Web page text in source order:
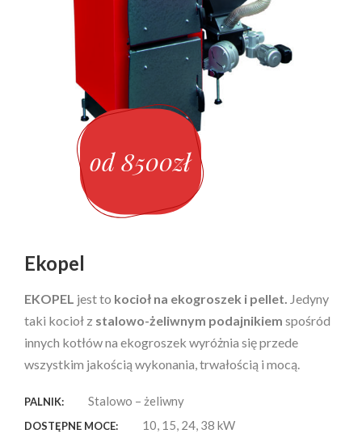
od 8500zł
Ekopel
EKOPEL jest to kocioł na ekogroszek i pellet. Jedyny
taki kocioł z stalowo-żeliwnym podajnikiem spośród
innych kotłów na ekogroszek wyróżnia się przede
wszystkim jakością wykonania, trwałością i mocą.
PALNIK: Stalowo – żeliwny
DOSTĘPNE MOCE: 10, 15, 24, 38 kW